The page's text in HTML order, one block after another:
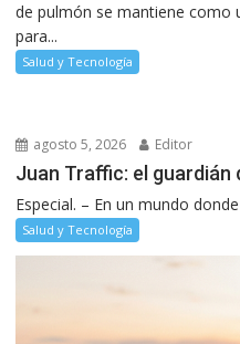
de pulmón se mantiene como
para...
Salud y Tecnología
agosto 5, 2026 Editor
Juan Traffic: el guardián
Especial. – En un mundo
Salud y Tecnología